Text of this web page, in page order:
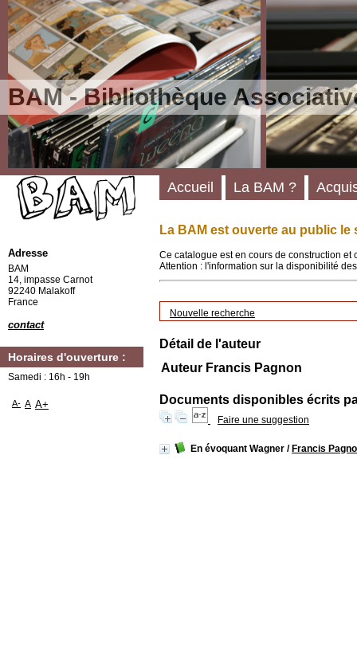
BAM - Bibliothèque
La BAM est ouverte au public le
Ce catalogue est en cours de construction
Attention : l'information sur la disponibilité
Nouvelle recherche
Détail de l'auteur
Auteur Francis Pagnon
Documents disponibles écrits
Faire une suggestion
En évoquant Wagner / Francis
Accueil La BAM ?
Adresse
BAM
14, impasse Carnot
92240 Malakoff
France
contact
Horaires d'ouverture :
Samedi : 16h - 19h
A- A A+